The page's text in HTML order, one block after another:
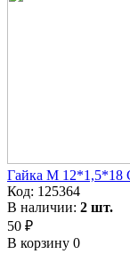
Гайка M 12*1,5*18
Код: 125364
В наличии: 2 шт.
50 ₽
В корзину 0